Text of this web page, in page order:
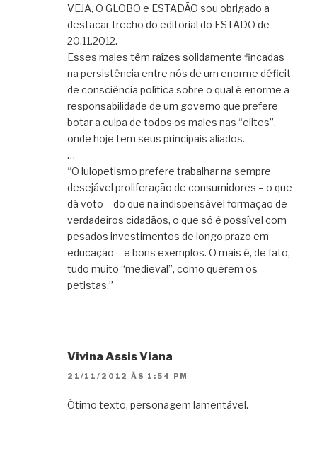
VEJA, O GLOBO e ESTADÃO sou obrigado a
destacar trecho do editorial do ESTADO de
20.11.2012.
Esses males têm raízes solidamente fincadas
na persistência entre nós de um enorme déficit
de consciência política sobre o qual é enorme a
responsabilidade de um governo que prefere
botar a culpa de todos os males nas “elites”,
onde hoje tem seus principais aliados.
…
“O lulopetismo prefere trabalhar na sempre
desejável proliferação de consumidores – o que
dá voto – do que na indispensável formação de
verdadeiros cidadãos, o que só é possível com
pesados investimentos de longo prazo em
educação – e bons exemplos. O mais é, de fato,
tudo muito “medieval”, como querem os
petistas.”
Vivina Assis Viana
21/11/2012 ÀS 1:54 PM
Ótimo texto, personagem lamentável.